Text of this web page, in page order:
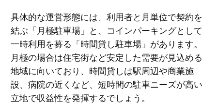
具体的な運営形態には、利用者と月単位で契約を
結ぶ「月極駐車場」と、コインパーキングとして
一時利用を募る「時間貸し駐車場」があります。
月極の場合は住宅街など安定した需要が見込める
地域に向いており、時間貸しは駅周辺や商業施
設、病院の近くなど、短時間の駐車ニーズが高い
立地で収益性を発揮するでしょう。